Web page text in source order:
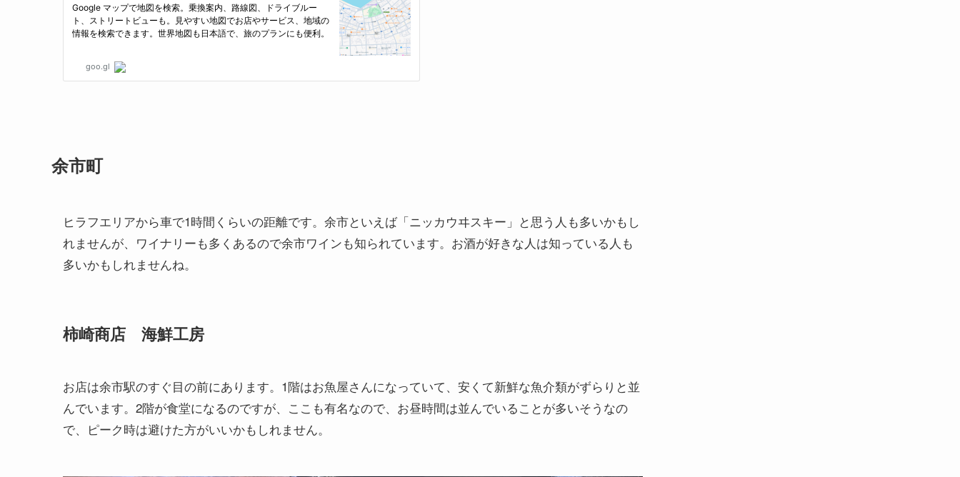
余市町
ヒラフエリアから車で1時間くらいの距離です。余市といえば「ニッカウヰスキー」と思う人も多いかもし
れませんが、ワイナリーも多くあるので余市ワインも知られています。お酒が好きな人は知っている人も
多いかもしれませんね。
柿崎商店 海鮮工房
お店は余市駅のすぐ目の前にあります。1階はお魚屋さんになっていて、安くて新鮮な魚介類がずらりと並
んでいます。2階が食堂になるのですが、ここも有名なので、お昼時間は並んでいることが多いそうなの
で、ピーク時は避けた方がいいかもしれません。